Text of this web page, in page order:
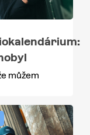
můžem